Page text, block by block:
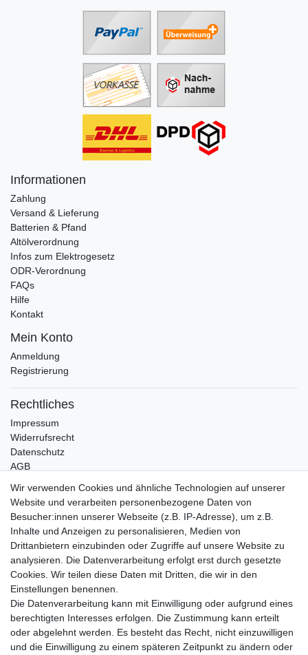
Informationen
Zahlung
Versand & Lieferung
Batterien & Pfand
Altölverordnung
Infos zum Elektrogesetz
ODR-Verordnung
FAQs
Hilfe
Kontakt
Mein Konto
Anmeldung
Registrierung
Rechtliches
Impressum
Widerrufsrecht
Datenschutz
AGB
Bleibt Sie auf dem Laufenden ...
E-MAIL **
Newsletter
Honig
Hiermit bestätige ich, dass ich dieDaten­schutz­erklärunggelesen habe. Meine
Einwilligung kann ich jederzeit widerrufen.**
** Hierbei handelt es sich um ein Pflichtfeld.
Wir verwenden Cookies und ähnliche Technologien auf unserer
Website und verarbeiten personenbezogene Daten von
Besucher:innen unserer Webseite (z.B. IP-Adresse), um z.B.
Inhalte und Anzeigen zu personalisieren, Medien von
Drittanbietern einzubinden oder Zugriffe auf unsere Website zu
analysieren. Die Datenverarbeitung erfolgt erst durch gesetzte
Cookies. Wir teilen diese Daten mit Dritten, die wir in den
Einstellungen benennen.
Die Datenverarbeitung kann mit Einwilligung oder aufgrund eines
berechtigten Interesses erfolgen. Die Zustimmung kann erteilt
oder abgelehnt werden. Es besteht das Recht, nicht einzuwilligen
und die Einwilligung zu einem späteren Zeitpunkt zu ändern oder